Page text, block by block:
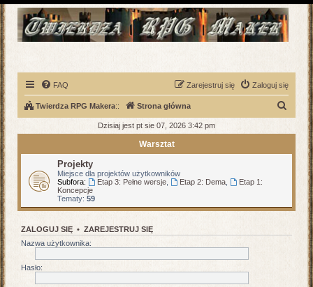
FAQ Zaloguj się
Zarejestruj się
Twierdza RPG Makera:: Strona główna
k
Dzisiaj jest pt sie 07, 2026 3:42 pm
Warsztat
Projekty
Miejsce dla projektów użytkowników
Subfora:
Etap 3: Pełne wersje, Etap 2: Dema,
Etap 1:
Koncepcje
Tematy: 59
ZALOGUJ SIĘ • ZAREJESTRUJ SIĘ
Nazwa użytkownika:
Hasło: